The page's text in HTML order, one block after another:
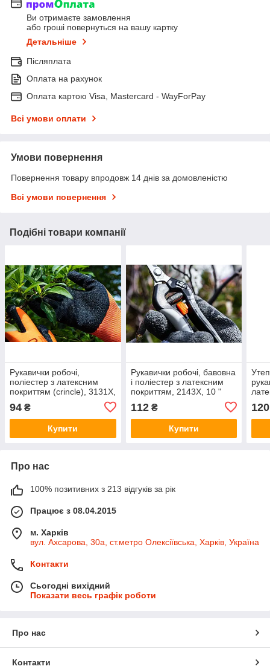
Ви отримаєте замовлення
або гроші повернуться на вашу картку
Детальніше
Післяплата
Оплата на рахунок
Оплата картою Visa, Mastercard - WayForPay
Всі умови оплати
Умови повернення
Повернення товару впродовж 14 днів за домовленістю
Всі умови повернення
Подібні товари компанії
Рукавички робочі,
поліестер з латексним
покриттям (crincle), 3131X,
94 ₴
Купити
Рукавички робочі, бавовна
і поліестер з латексним
покриттям, 2143X, 10 "
112₴
Купити
120
Про нас
100% позитивних з 213 відгуків за рік
Працює з 08.04.2015
м. Харків
вул. Ахсарова, 30а, ст.метро Олексіївська, Харків, Україна
Контакти
Сьогодні вихідний
Показати весь графік роботи
Про нас
Контакти